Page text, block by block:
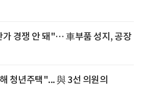
가 경쟁 안 돼"… 車부품 성지, 공장
청년주택"... 與 3선 의원의